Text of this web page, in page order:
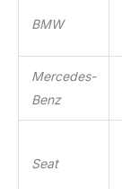
BMW
Mercedes-
Benz
Seat